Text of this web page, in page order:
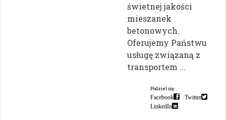
świetnej jakości
mieszanek
betonowych.
Oferujemy Państwu
usługę związaną z
transportem ...
Podziel się:
Facebook
Twitter
LinkedIn